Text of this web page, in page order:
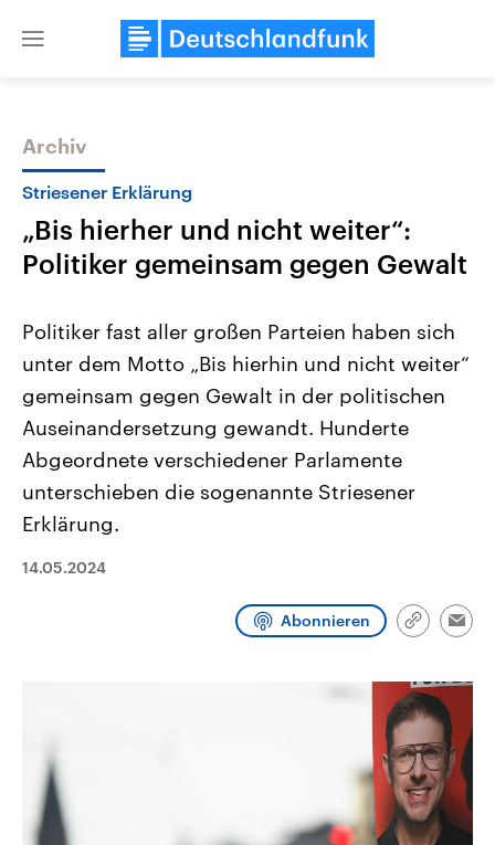
Close
Themen
Landtagswahl Sachsen-Anhalt
2026
Alle Informationen
Sachsen-Anhalt wählt am 6.
September 2026 einen neuen
Landtag. Seit 2021 wird das
Bundesland von einer Koalition aus
Umfragen, Prognosen,
und Hintergründe zu den Parteien
und Kandidaten der anstehenden
USA
Aktuelle Beiträge,
Hintergründe
Wirtschaftlich und
gehören die Vereinigten
den mächtigsten Ländern
mit großem Einfluss auf
Sendungen
Archiv
Striesener Erklärung
„Bis hierher und nicht weiter“:
Politiker gemeinsam gegen Gewalt
Politiker fast aller großen Parteien haben sich
unter dem Motto „Bis hierhin und nicht weiter“
gemeinsam gegen Gewalt in der politischen
Auseinandersetzung gewandt. Hunderte
Abgeordnete verschiedener Parlamente
unterschieben die sogenannte Striesener
Erklärung.
14.05.2024
Abonnieren
Link